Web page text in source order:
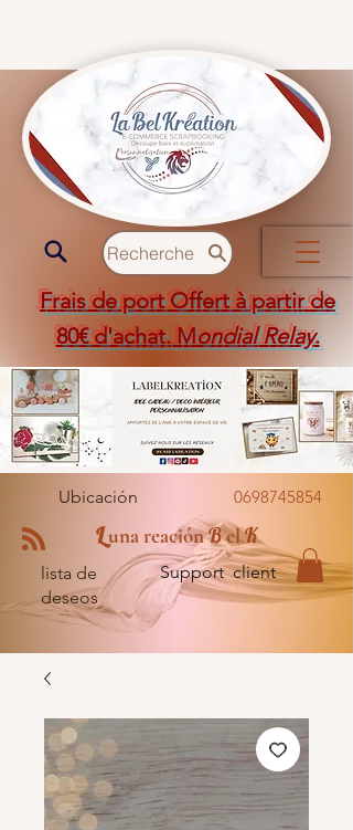
Recherche
Frais de port Offert à partir de
80€ d'achat. Mondial Relay.
Ubicación 0698745854
Luna reaciónBelK
lista de
deseos
Support client